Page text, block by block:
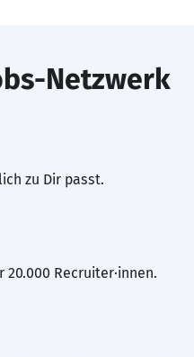
Netzwerk
zu Dir passt.
Recruiter·innen.